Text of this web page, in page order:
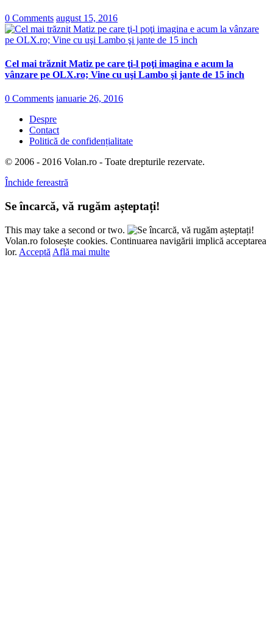
0 Comments august 15, 2016
Cel mai trăznit Matiz pe care ţi-l poţi imagina e acum la
vânzare pe OLX.ro; Vine cu uşi Lambo şi jante de 15 inch
0 Comments ianuarie 26, 2016
Despre
Contact
Politică de confidențialitate
© 2006 - 2016 Volan.ro - Toate drepturile rezervate.
Închide fereastră
Se încarcă, vă rugăm așteptați!
This may take a second or two.
Volan.ro folosește cookies. Continuarea navigării implică acceptarea
lor. Acceptă Află mai multe